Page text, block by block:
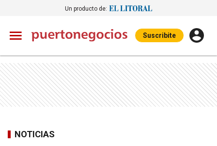
Un producto de:
Suscribite
NOTICIAS